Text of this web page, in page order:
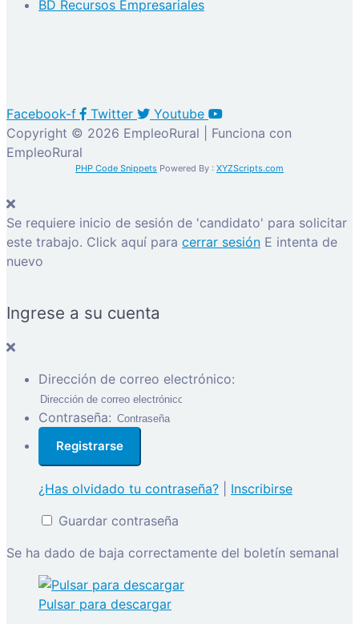
BD Recursos Empresariales
Facebook-f Twitter
Youtube
Copyright © 2026 EmpleoRural | Funciona con
EmpleoRural
PHP Code Snippets Powered By : XYZScripts.com
Se requiere inicio de sesión de 'candidato' para solicitar
este trabajo. Click aquí para cerrar sesión E intenta de
nuevo
Ingrese a su cuenta
Dirección de correo electrónico:
Contraseña:
¿Has olvidado tu contraseña?
Inscribirse
Guardar contraseña
Se ha dado de baja correctamente del boletín semanal
Pulsar para descargar